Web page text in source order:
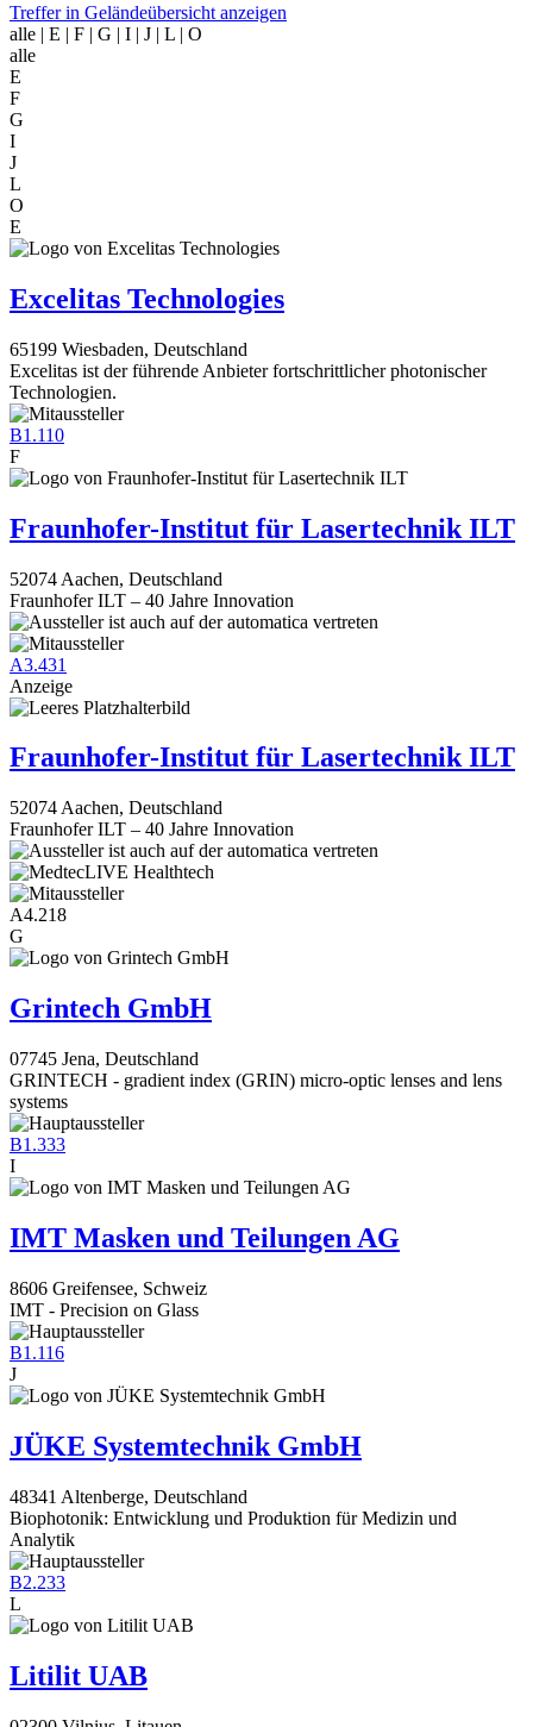
Treffer in Geländeübersicht anzeigen
alle | E | F | G | I | J | L | O
alle
E
F
G
I
J
L
O
E
Excelitas Technologies
65199 Wiesbaden, Deutschland
Excelitas ist der führende Anbieter fortschrittlicher photonischer
Technologien.
B1.110
F
Fraunhofer-Institut für Lasertechnik ILT
52074 Aachen, Deutschland
Fraunhofer ILT – 40 Jahre Innovation
A3.431
Anzeige
Fraunhofer-Institut für Lasertechnik ILT
52074 Aachen, Deutschland
Fraunhofer ILT – 40 Jahre Innovation
A4.218
G
Grintech GmbH
07745 Jena, Deutschland
GRINTECH - gradient index (GRIN) micro-optic lenses and lens
systems
B1.333
I
IMT Masken und Teilungen AG
8606 Greifensee, Schweiz
IMT - Precision on Glass
B1.116
J
JÜKE Systemtechnik GmbH
48341 Altenberge, Deutschland
Biophotonik: Entwicklung und Produktion für Medizin und
Analytik
B2.233
L
Litilit UAB